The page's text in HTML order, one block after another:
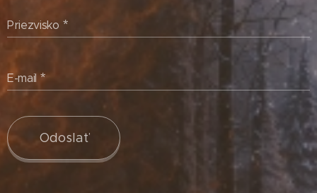
Priezvisko
E-mail
Odoslať